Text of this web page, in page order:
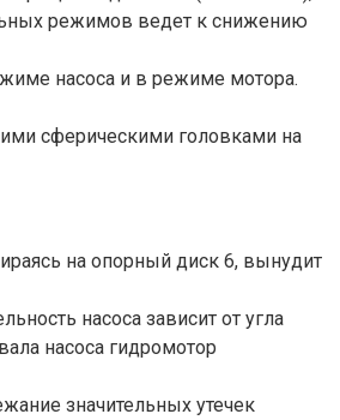
режимов ведет к снижению
насоса и в режиме мотора.
сферическими головками на
на опорный диск 6, вынудит
насоса зависит от угла
насоса гидромотор
значительных утечек